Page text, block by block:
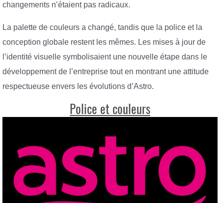
changements n’étaient pas radicaux.
La palette de couleurs a changé, tandis que la police et la
conception globale restent les mêmes. Les mises à jour de
l’identité visuelle symbolisaient une nouvelle étape dans le
développement de l’entreprise tout en montrant une attitude
respectueuse envers les évolutions d’Astro.
Police et couleurs